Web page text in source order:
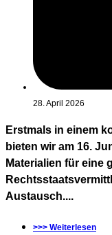
28. April 2026
Erstmals in einem
bieten wir am 16.
Materialien für eine
Austausch....
>>> Weiterlesen